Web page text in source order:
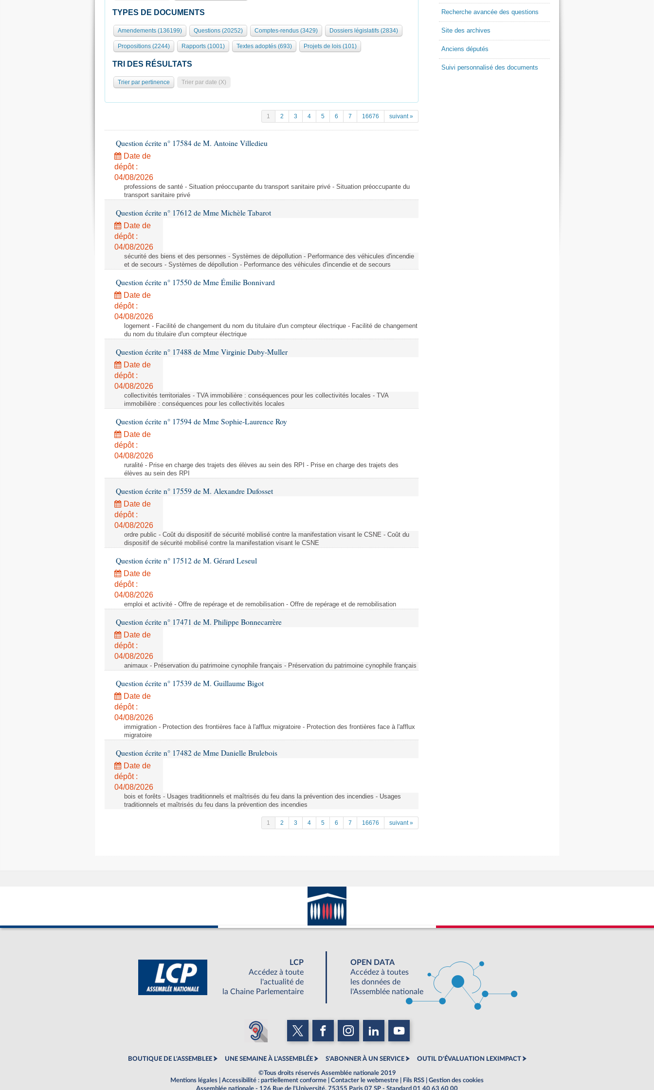
TYPES DE DOCUMENTS
Amendements (136199) Questions (20252) Comptes-rendus (3429) Dossiers législatifs (2834)
Propositions (2244) Rapports (1001) Textes adoptés (693) Projets de lois (101)
TRI DES RÉSULTATS
Trier par pertinence Trier par date (X)
1 2 3 4 5 6 7 16676 suivant »
Question écrite n° 17584 de M. Antoine Villedieu
Date de
dépôt :
04/08/2026
professions de santé - Situation préoccupante du transport sanitaire privé - Situation préoccupante du
transport sanitaire privé
Question écrite n° 17612 de Mme Michèle Tabarot
Date de
dépôt :
04/08/2026
sécurité des biens et des personnes - Systèmes de dépollution - Performance des véhicules d'incendie
et de secours - Systèmes de dépollution - Performance des véhicules d'incendie et de secours
Question écrite n° 17550 de Mme Émilie Bonnivard
Date de
dépôt :
04/08/2026
logement - Facilité de changement du nom du titulaire d'un compteur électrique - Facilité de changement
du nom du titulaire d'un compteur électrique
Question écrite n° 17488 de Mme Virginie Duby-Muller
Date de
dépôt :
04/08/2026
collectivités territoriales - TVA immobilière : conséquences pour les collectivités locales - TVA
immobilière : conséquences pour les collectivités locales
Question écrite n° 17594 de Mme Sophie-Laurence Roy
Date de
dépôt :
04/08/2026
ruralité - Prise en charge des trajets des élèves au sein des RPI - Prise en charge des trajets des
élèves au sein des RPI
Question écrite n° 17559 de M. Alexandre Dufosset
Date de
dépôt :
04/08/2026
ordre public - Coût du dispositif de sécurité mobilisé contre la manifestation visant le CSNE - Coût du
dispositif de sécurité mobilisé contre la manifestation visant le CSNE
Question écrite n° 17512 de M. Gérard Leseul
Date de
dépôt :
04/08/2026
emploi et activité - Offre de repérage et de remobilisation - Offre de repérage et de remobilisation
Question écrite n° 17471 de M. Philippe Bonnecarrère
Date de
dépôt :
04/08/2026
animaux - Préservation du patrimoine cynophile français - Préservation du patrimoine cynophile français
Question écrite n° 17539 de M. Guillaume Bigot
Date de
dépôt :
04/08/2026
immigration - Protection des frontières face à l'afflux migratoire - Protection des frontières face à l'afflux
migratoire
Question écrite n° 17482 de Mme Danielle Brulebois
Date de
dépôt :
04/08/2026
bois et forêts - Usages traditionnels et maîtrisés du feu dans la prévention des incendies - Usages
traditionnels et maîtrisés du feu dans la prévention des incendies
1 2 3 4 5 6 7 16676 suivant »
Recherche avancée des questions
Site des archives
Anciens députés
Suivi personnalisé des documents
LCP
Accédez à toute
l'actualité de
la Chaine Parlementaire
OPEN DATA
Accédez à toutes
les données de
l'Assemblée nationale
BOUTIQUE DE L'ASSEMBLEE UNE SEMAINE À L'ASSEMBLÉE S'ABONNER À UN SERVICE OUTIL D'ÉVALUATION LEXIMPACT
©Tous droits réservés Assemblée nationale 2019
Mentions légales
Accessibilité : partiellement conforme Contacter le webmestre Fils RSS
Gestion des cookies
Assemblée nationale - 126 Rue de l'Université, 75355 Paris 07 SP - Standard 01 40 63 60 00